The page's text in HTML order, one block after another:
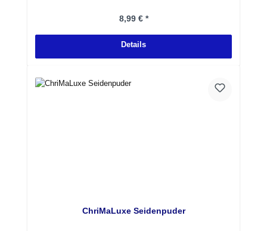
Regulärer Preis:
8,99 € *
Details
ChriMaLuxe Seidenpuder